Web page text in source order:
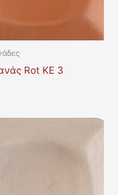
Rot KE 3